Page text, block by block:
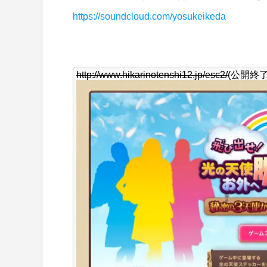
https://soundcloud.com/yosukeikeda
http://www.hikarinotenshi12.jp/esc2/(公開終